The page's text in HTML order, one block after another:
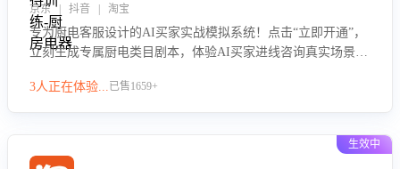
京东 | 抖音 | 淘宝
专为厨电客服设计的AI买家实战模拟系统！点击“立即开通”，
立刻生成专属厨电类目剧本，体验AI买家进线咨询真实场景训
技巧！
3人正在体验...已售1659+
生效中